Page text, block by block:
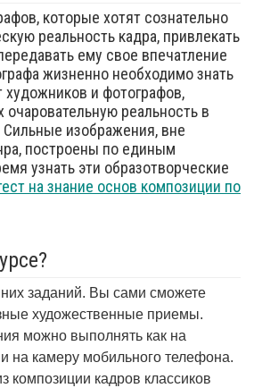
которые хотят сознательно
реальность кадра, привлекать
ему свое впечатление
жизненно необходимо знать
и фотографов,
реальность в
Сильные изображения, вне
построены по единым
узнать эти образотворческие
на знание основ композиции по
заданий. Вы сами сможете
художественные приемы.
можно выполнять как на
на камеру мобильного телефона.
композиции кадров классиков